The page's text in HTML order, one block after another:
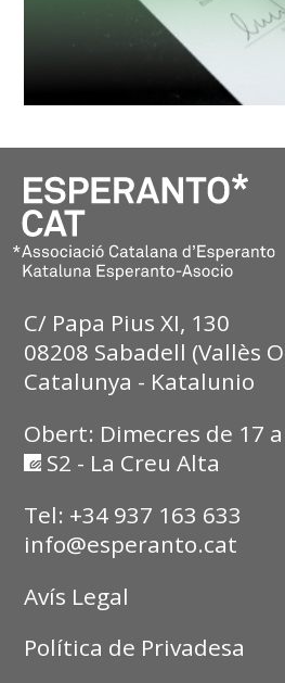
C/ Papa Pius XI, 130
08208 Sabadell (Vallès
Catalunya - Katalunio
Obert: Dimecres de 17
S2 - La Creu Alta
Tel: +34 937 163 633
info@esperanto.cat
Avís Legal
Política de Privadesa